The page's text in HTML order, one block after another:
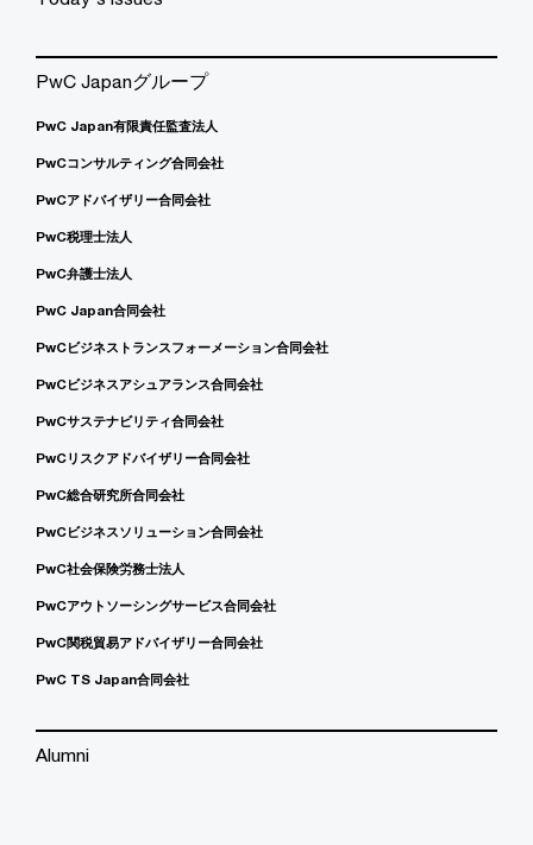
PwC Japanグループ
PwC Japan有限責任監査法人
PwCコンサルティング合同会社
PwCアドバイザリー合同会社
PwC税理士法人
PwC弁護士法人
PwC Japan合同会社
PwCビジネストランスフォーメーション合同会社
PwCビジネスアシュアランス合同会社
PwCサステナビリティ合同会社
PwCリスクアドバイザリー合同会社
PwC総合研究所合同会社
PwCビジネスソリューション合同会社
PwC社会保険労務士法人
PwCアウトソーシングサービス合同会社
PwC関税貿易アドバイザリー合同会社
PwC TS Japan合同会社
Alumni